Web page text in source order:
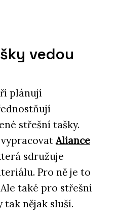
Wiesner-Hager
vedou
plánují
střešní tašky.
vypracovatAliance
sdružuje
Pro ně je to
také pro střešní
nějak sluší.